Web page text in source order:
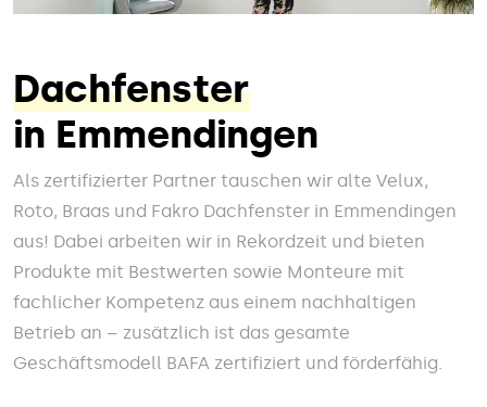
Dachfenster
in Emmendingen
Als zertifizierter Partner tauschen wir alte Velux,
Roto, Braas und Fakro Dachfenster in Emmendingen
aus! Dabei arbeiten wir in Rekordzeit und bieten
Produkte mit Bestwerten sowie Monteure mit
fachlicher Kompetenz aus einem nachhaltigen
Betrieb an – zusätzlich ist das gesamte
Geschäftsmodell BAFA zertifiziert und förderfähig.